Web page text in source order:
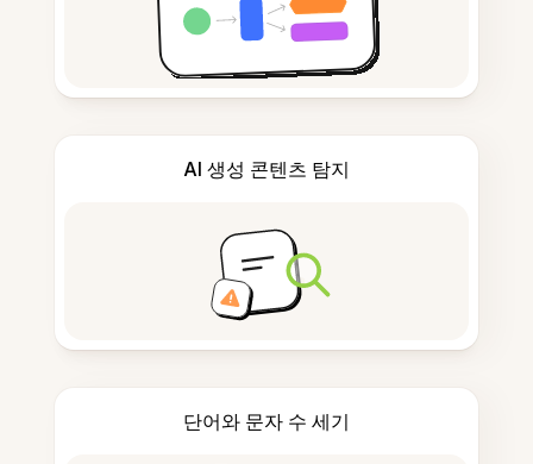
AI 생성 콘텐츠 탐지
단어와 문자 수 세기